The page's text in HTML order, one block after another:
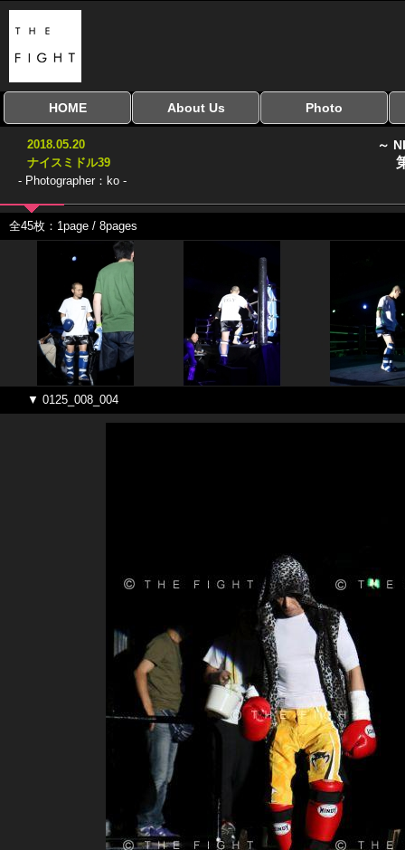
HOME
全興行を表示
ナイスミドル
アマチュアキック
協議会
全日本学生キック
建武館キッズ大会
Bigbang
おやじファイト
About Us Photo
2018.05.20
ナイスミドル39
- Photographer：ko -
～
全45枚：1page / 8pages
▼ 0125_008_004